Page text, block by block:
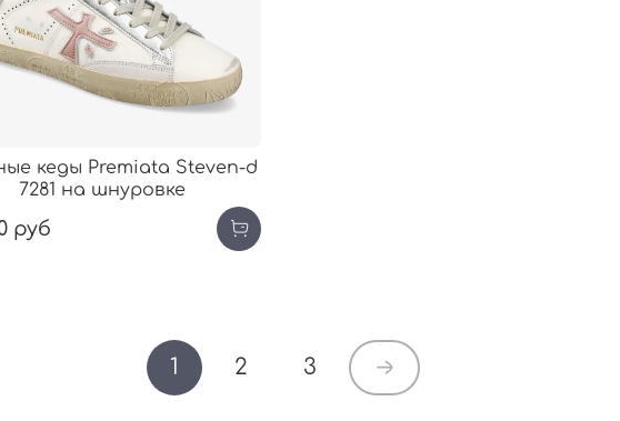
кеды Premiata Steven-d
7281 на шнуровке
руб
1 2 3